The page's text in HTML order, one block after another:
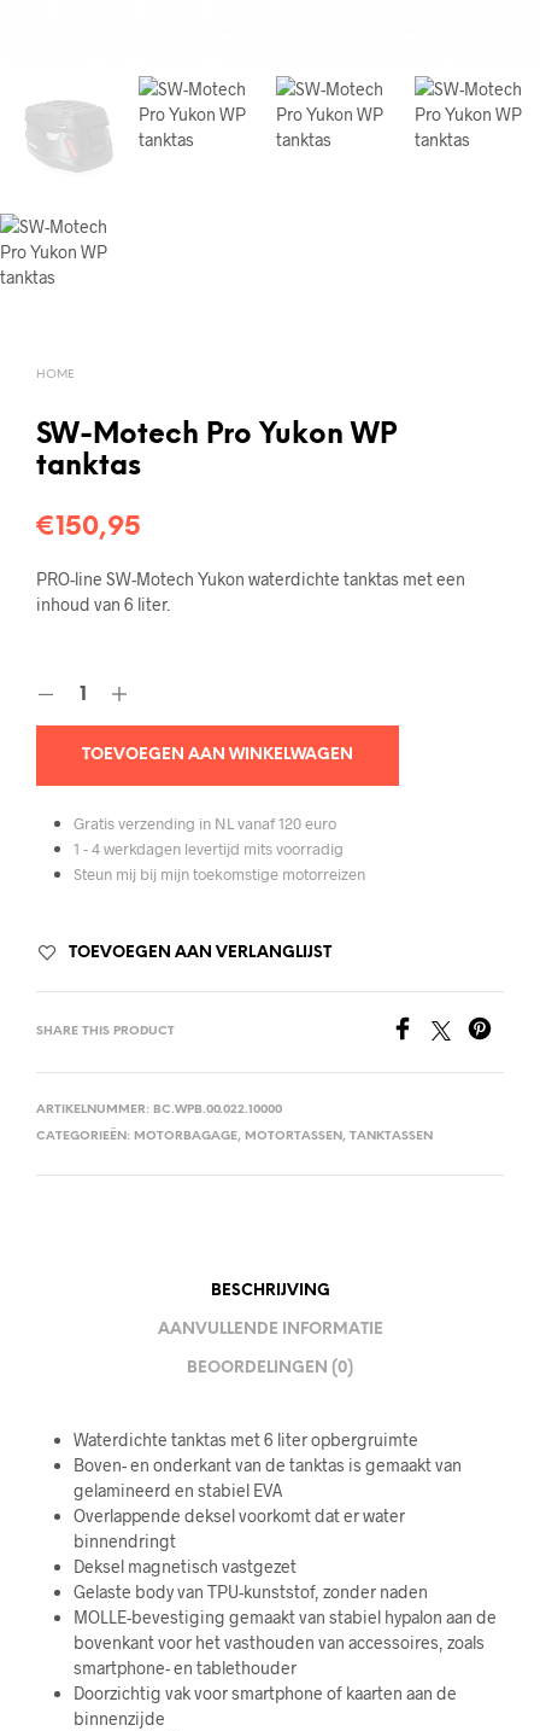
HOME
SW-Motech Pro Yukon WP
tanktas
€150,95
PRO-line SW-Motech Yukon waterdichte tanktas met een
inhoud van 6 liter.
TOEVOEGEN AAN WINKELWAGEN
Gratis verzending in NL vanaf 120 euro
1 - 4 werkdagen levertijd mits voorradig
Steun mij bij mijn toekomstige motorreizen
TOEVOEGEN AAN VERLANGLIJST
SHARE THIS PRODUCT
ARTIKELNUMMER: BC.WPB.00.022.10000
CATEGORIEËN: MOTORBAGAGE, MOTORTASSEN , TANKTASSEN
BESCHRIJVING
AANVULLENDE INFORMATIE
BEOORDELINGEN (0)
Waterdichte tanktas met 6 liter opbergruimte
Boven- en onderkant van de tanktas is gemaakt van
gelamineerd en stabiel EVA
Overlappende deksel voorkomt dat er water
binnendringt
Deksel magnetisch vastgezet
Gelaste body van TPU-kunststof, zonder naden
MOLLE-bevestiging gemaakt van stabiel hypalon aan de
bovenkant voor het vasthouden van accessoires, zoals
smartphone- en tablethouder
Doorzichtig vak voor smartphone of kaarten aan de
binnenzijde